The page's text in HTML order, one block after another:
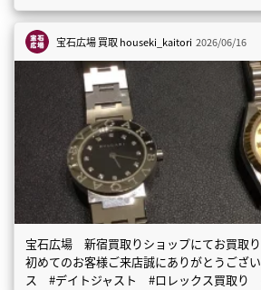
宝石広場 買取houseki_kaitori 2026/06/16
宝石広場 新宿買取りショップにてお買取
初めてのお客様ご来店誠にありがとうござ
ス #デイトジャスト #ロレックス買取り